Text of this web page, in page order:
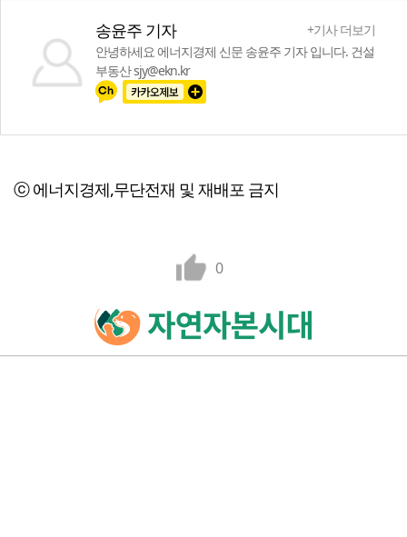
송윤주 기자
+기사 더보기
안녕하세요 에너지경제 신문 송윤주 기자 입니다. 건설
부동산 sjy@ekn.kr
ⓒ 에너지경제,무단전재 및 재배포 금지
0